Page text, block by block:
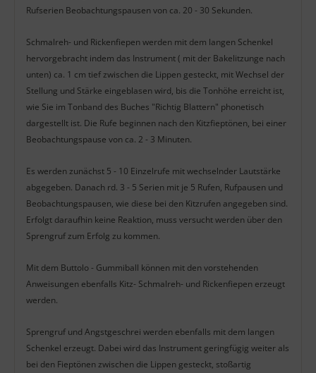
Rufserien Beobachtungspausen von ca. 20 - 30 Sekunden.
Schmalreh- und Rickenfiepen werden mit dem langen Schenkel
hervorgebracht indem das Instrument ( mit der Bakelitzunge nach
unten) ca. 1 cm tief zwischen die Lippen gesteckt, mit Wechsel der
Stellung und Stärke eingeblasen wird, bis die Tonhöhe erreicht ist,
wie Sie im Tonband des Buches "Richtig Blattern" phonetisch
dargestellt ist. Die Rufe beginnen nach den Kitzfieptönen, bei einer
Beobachtungspause von ca. 2 - 3 Minuten.
Es werden zunächst 5 - 10 Einzelrufe mit wechselnder Lautstärke
abgegeben. Danach rd. 3 - 5 Serien mit je 5 Rufen, Rufpausen und
Beobachtungspausen, wie diese bei den Kitzrufen angegeben sind.
Erfolgt daraufhin keine Reaktion, muss versucht werden über den
Sprengruf zum Erfolg zu kommen.
Mit dem Buttolo - Gummiball können mit den vorstehenden
Anweisungen ebenfalls Kitz- Schmalreh- und Rickenfiepen erzeugt
werden.
Sprengruf und Angstgeschrei werden ebenfalls mit dem langen
Schenkel erzeugt. Dabei wird das Instrument geringfügig weiter als
bei den Fieptönen zwischen die Lippen gesteckt, stoßartig